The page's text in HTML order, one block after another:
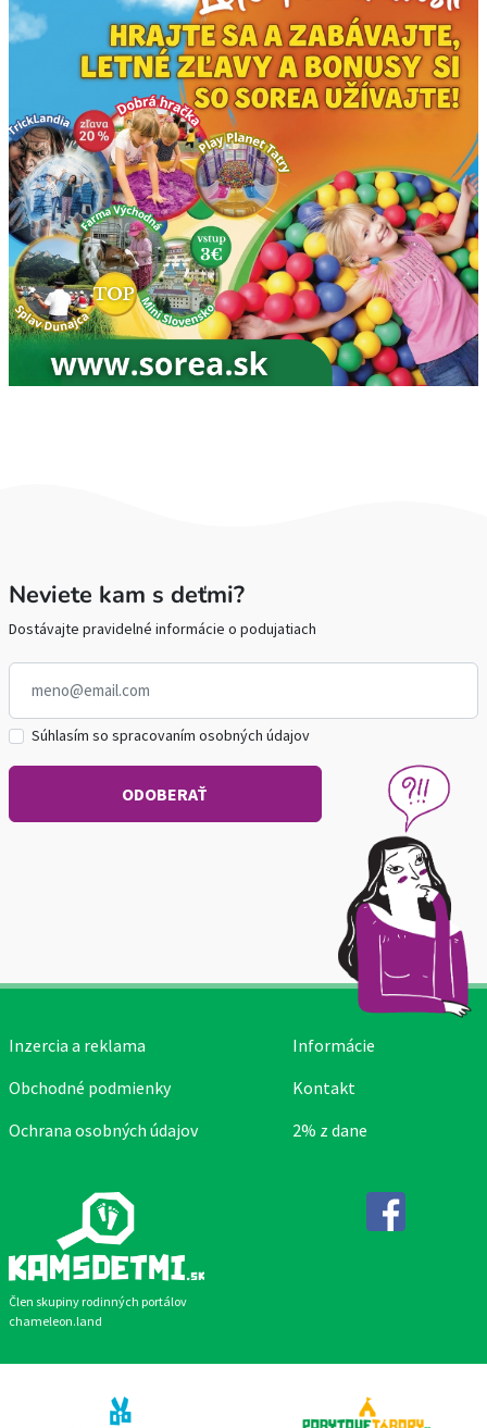
Neviete kam s deťmi?
Dostávajte pravidelné informácie o podujatiach
Súhlasím so spracovaním osobných údajov
Člen skupiny rodinných portálov
chameleon.land
Inzercia a reklama
Obchodné podmienky
Ochrana osobných údajov
Informácie
Kontakt
2% z dane